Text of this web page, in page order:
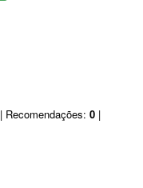
| Recomendações: 0 |